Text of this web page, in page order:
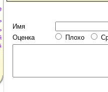
Имя
Оценка
Плохо